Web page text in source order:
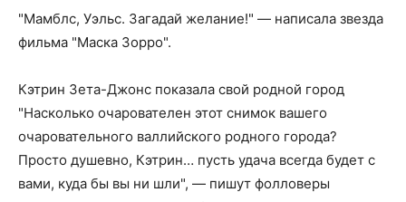
"Мамблс, Уэльс. Загадай желание!" — написала звезда
фильма "Маска Зорро".
Кэтрин Зета-Джонс показала свой родной город
"Насколько очарователен этот снимок вашего
очаровательного валлийского родного города?
Просто душевно, Кэтрин… пусть удача всегда будет с
вами, куда бы вы ни шли", — пишут фолловеры